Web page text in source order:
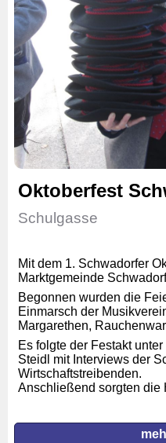
Oktoberfest
Schulgasse
Mit dem 1. Schwadorfer
Marktgemeinde
Begonnen wurden die
Einmarsch der
Margarethen,
Es folgte der Festakt
Steidl mit Interviews der
Wirtschaftstreibenden.
Anschließend sorgten die